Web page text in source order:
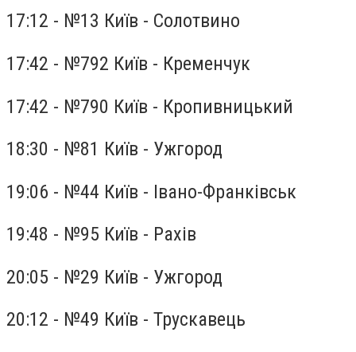
17:12 - №13 Київ - Солотвино
17:42 - №792 Київ - Кременчук
17:42 - №790 Київ - Кропивницький
18:30 - №81 Київ - Ужгород
19:06 - №44 Київ - Івано-Франківськ
19:48 - №95 Київ - Рахів
20:05 - №29 Київ - Ужгород
20:12 - №49 Київ - Трускавець